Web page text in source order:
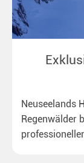
Neuseelands
Regenwälder